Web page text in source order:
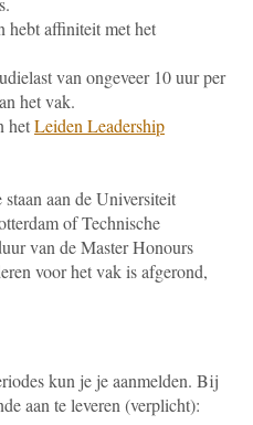
hebt affiniteit met het
van ongeveer 10 uur per
het vak.
hetLeiden Leadership
staan aan de Universiteit
of Technische
van de Master Honours
voor het vak is afgerond,
kun je je aanmelden. Bij
aan te leveren (verplicht):